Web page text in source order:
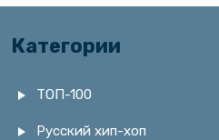
Категории
ТОП-100
Русский хип-хоп